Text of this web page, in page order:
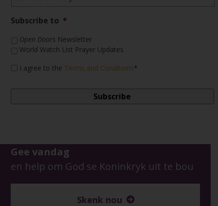
Subscribe to *
Open Doors Newsletter
World Watch List Prayer Updates
* I agree to the Terms and Conditions*
Gee vandag
en help om God se Koninkryk uit te bou
Skenk nou